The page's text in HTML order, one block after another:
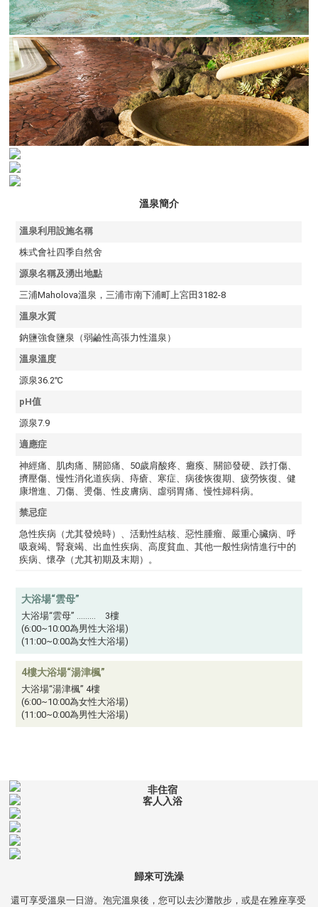
溫泉簡介
溫泉利用設施名稱
株式會社四季自然舍
源泉名稱及湧出地點
三浦Maholova溫泉，三浦市南下浦町上宮田3182-8
溫泉水質
鈉鹽強食鹽泉（弱鹼性高張力性溫泉）
溫泉溫度
源泉36.2℃
pH值
源泉7.9
適應症
神經痛、肌肉痛、關節痛、50歲肩酸疼、癱瘓、關節發硬、跌打傷、
擠壓傷、慢性消化道疾病、痔瘡、寒症、病後恢復期、疲勞恢復、健
康增進、刀傷、燙傷、性皮膚病、虛弱胃痛、慢性婦科病。
禁忌症
急性疾病（尤其發燒時）、活動性結核、惡性腫瘤、嚴重心臟病、呼
吸衰竭、腎衰竭、出血性疾病、高度貧血、其他一般性病情進行中的
疾病、懷孕（尤其初期及末期）。
大浴場“雲母”
大浴場“雲母” ……… 3樓
(6:00~10:00為男性大浴場)
(11:00~0:00為女性大浴場)
4樓大浴場“湯津楓”
大浴場“湯津楓” 4樓
(6:00~10:00為女性大浴場)
(11:00~0:00為男性大浴場)
非住宿
客人入浴
歸來可洗澡
還可享受溫泉一日游。泡完溫泉後，您可以去沙灘散步，或是在雅座享受